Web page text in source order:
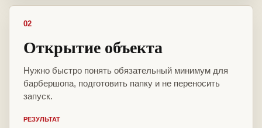
02
Открытие объекта
Нужно быстро понять обязательный минимум для
барбершопа, подготовить папку и не переносить
запуск.
РЕЗУЛЬТАТ